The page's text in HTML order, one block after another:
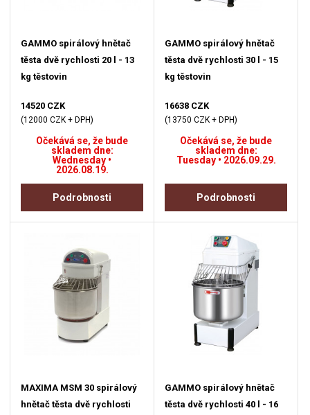
GAMMO spirálový hnětač
těsta dvě rychlosti 20 l - 13
kg těstovin
14520 CZK
(12000 CZK + DPH)
Očekává se, že bude
skladem dne:
Wednesday •
2026.08.19.
Podrobnosti
GAMMO spirálový hnětač
těsta dvě rychlosti 30 l - 15
kg těstovin
16638 CZK
(13750 CZK + DPH)
Očekává se, že bude
skladem dne:
Tuesday • 2026.09.29.
Podrobnosti
MAXIMA MSM 30 spirálový
hnětač těsta dvě rychlosti
GAMMO spirálový hnětač
těsta dvě rychlosti 40 l - 16